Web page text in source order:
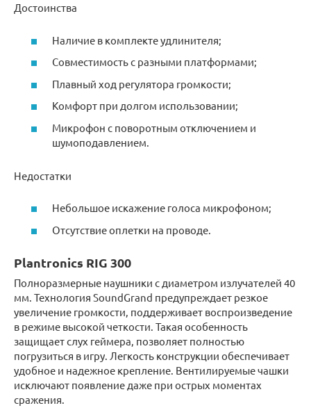
Достоинства
Наличие в комплекте удлинителя;
Совместимость с разными платформами;
Плавный ход регулятора громкости;
Комфорт при долгом использовании;
Микрофон с поворотным отключением и
шумоподавлением.
Недостатки
Небольшое искажение голоса микрофоном;
Отсутствие оплетки на проводе.
Plantronics RIG 300
Полноразмерные наушники с диаметром излучателей 40
мм. Технология SoundGrand предупреждает резкое
увеличение громкости, поддерживает воспроизведение
в режиме высокой четкости. Такая особенность
защищает слух геймера, позволяет полностью
погрузиться в игру. Легкость конструкции обеспечивает
удобное и надежное крепление. Вентилируемые чашки
исключают появление даже при острых моментах
сражения.